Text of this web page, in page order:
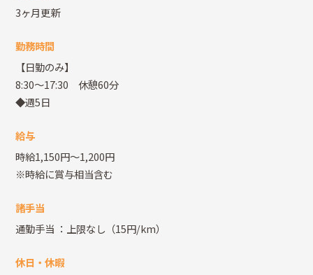
3ヶ月更新
勤務時間
【日勤のみ】
8:30～17:30 休憩60分
◆週5日
給与
時給1,150円～1,200円
※時給に賞与相当含む
諸手当
通勤手当 ：上限なし（15円/km）
休日・休暇